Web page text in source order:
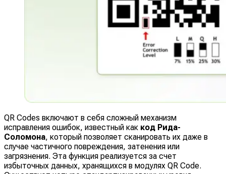
QR Codes включают в себя сложный механизм
исправления ошибок, известный как код Рида-
Соломона, который позволяет сканировать их даже в
случае частичного повреждения, затенения или
загрязнения. Эта функция реализуется за счет
избыточных данных, хранящихся в модулях QR Code.